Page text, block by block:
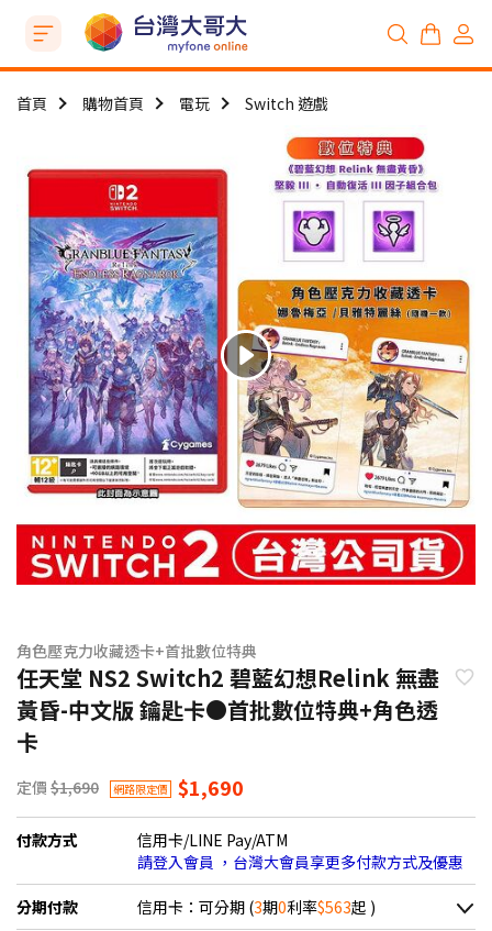
首頁 購物首頁 電玩 Switch 遊戲
角色壓克力收藏透卡+首批數位特典
任天堂 NS2 Switch2 碧藍幻想Relink 無盡
黃昏-中文版 鑰匙卡●首批數位特典+角色透
卡
定價 $1,690 網路限定價 $1,690
付款方式
信用卡/LINE Pay/ATM
請登入會員 ，台灣大會員享更多付款方式及優惠
分期付款 信用卡：可分期 (3期0利率$563起 )